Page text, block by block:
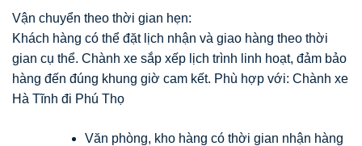
Vận chuyển theo thời gian hẹn:
Khách hàng có thể đặt lịch nhận và giao hàng theo thời
gian cụ thể. Chành xe sắp xếp lịch trình linh hoạt, đảm bảo
hàng đến đúng khung giờ cam kết. Phù hợp với: Chành xe
Hà Tĩnh đi Phú Thọ
Văn phòng, kho hàng có thời gian nhận hàng